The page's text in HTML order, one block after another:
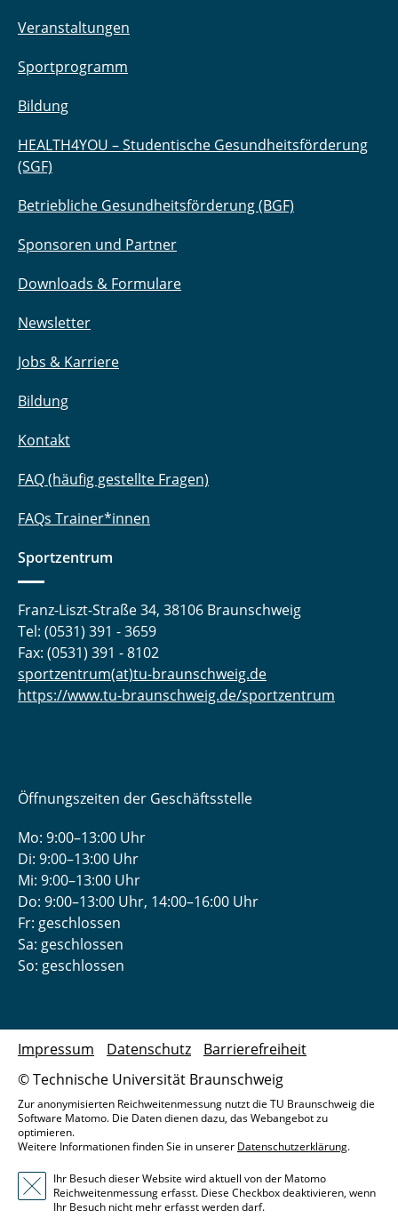
Veranstaltungen
Sportprogramm
Bildung
HEALTH4YOU – Studentische Gesundheitsförderung
(SGF)
Betriebliche Gesundheitsförderung (BGF)
Sponsoren und Partner
Downloads & Formulare
Newsletter
Jobs & Karriere
Bildung
Kontakt
FAQ (häufig gestellte Fragen)
FAQs Trainer*innen
Sportzentrum
Franz-Liszt-Straße 34, 38106 Braunschweig
Tel: (0531) 391 - 3659
Fax: (0531) 391 - 8102
sportzentrum(at)tu-braunschweig.de
https://www.tu-braunschweig.de/sportzentrum
Öffnungszeiten der Geschäftsstelle
Mo: 9:00–13:00 Uhr
Di: 9:00–13:00 Uhr
Mi: 9:00–13:00 Uhr
Do: 9:00­–13:00 Uhr, 14:00­–16:00 Uhr
Fr: geschlossen
Sa: geschlossen
So: geschlossen
© Technische Universität Braunschweig
Impressum Datenschutz Barrierefreiheit
Zur anonymisierten Reichweitenmessung nutzt die TU Braunschweig die
Software Matomo. Die Daten dienen dazu, das Webangebot zu
optimieren.
Weitere Informationen finden Sie in unserer Datenschutzerklärung.
Ihr Besuch dieser Website wird aktuell von der Matomo
Reichweitenmessung erfasst. Diese Checkbox deaktivieren, wenn
Ihr Besuch nicht mehr erfasst werden darf.